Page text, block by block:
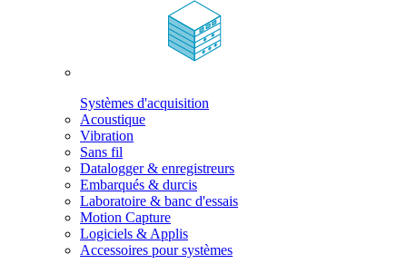
Systèmes d'acquisition
Acoustique
Vibration
Sans fil
Datalogger & enregistreurs
Embarqués & durcis
Laboratoire & banc d'essais
Motion Capture
Logiciels & Applis
Accessoires pour systèmes